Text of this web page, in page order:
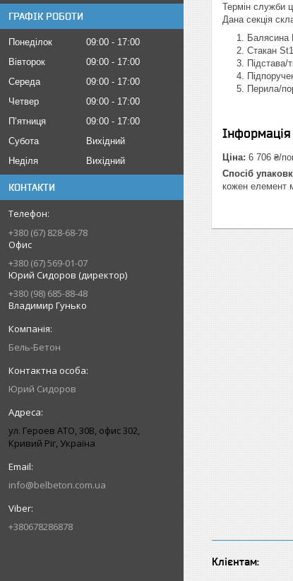
ГРАФІК РОБОТИ
Понеділок 09:00
17:00
Вівторок
09:00
17:00
Середа
09:00
17:00
Четвер
09:00
17:00
Пʼятниця
09:00
17:00
Субота
Вихідний
Неділя
Вихідний
КОНТАКТИ
+380 (67) 828-68-78
Офис
+380 (67) 569-01-07
Юрий Сидоров (директор)
+380 (98) 685-88-48
Владимир Гунько
Бель-Бетон
Юрий Сидоров
ул. Героев АТО, 30В, офис 302,
Кривий Ріг, Україна
info@belbeton.com.ua
+380678286878
Термін служби
Дана секція
Балясина
Стакан
Підстава/
Перила/
Ціна: 6 706 ₴/
Спосіб
кожен елемент
Клієнтам: